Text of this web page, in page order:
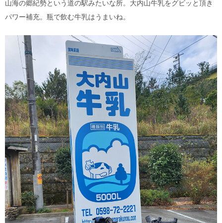
山海の郷紀勢という道の駅みたいな所。大内山牛乳をグビッと頂き
パワー補充。瓶で飲む牛乳はうまいね。